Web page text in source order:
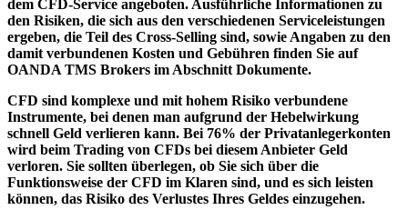
dem CFD-Service angeboten. Ausführliche Informationen zu
den Risiken, die sich aus den verschiedenen Serviceleistungen
ergeben, die Teil des Cross-Selling sind, sowie Angaben zu den
damit verbundenen Kosten und Gebühren finden Sie auf
OANDA TMS Brokers im Abschnitt Dokumente.
CFD sind komplexe und mit hohem Risiko verbundene
Instrumente, bei denen man aufgrund der Hebelwirkung
schnell Geld verlieren kann. Bei 76% der Privatanlegerkonten
wird beim Trading von CFDs bei diesem Anbieter Geld
verloren. Sie sollten überlegen, ob Sie sich über die
Funktionsweise der CFD im Klaren sind, und es sich leisten
können, das Risiko des Verlustes Ihres Geldes einzugehen.